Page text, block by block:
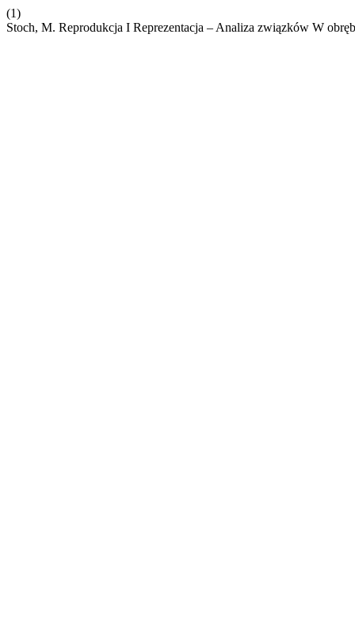
(1)
Stoch, M. Reprodukcja I Reprezentacja – Analiza związków W